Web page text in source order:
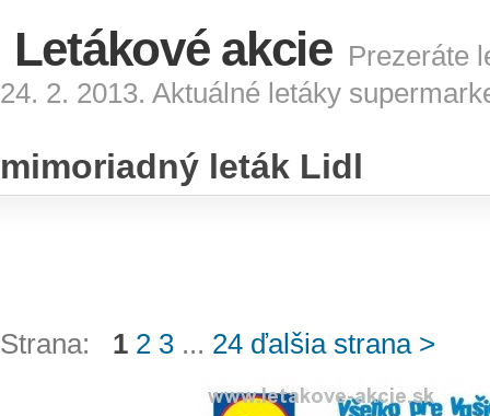
Letákové akcie Prezeráte
24. 2. 2013. Aktuálné letáky
mimoriadný leták Lidl
Strana: 1 2 3 ... 24 ďalšia strana >